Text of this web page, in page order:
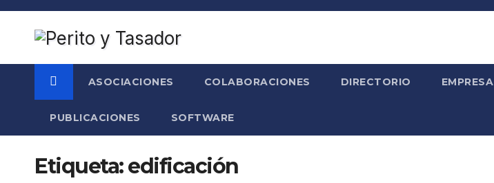
Saltar
ASOCIACIONES COLABORACIONES DIRECTORIO EMPRESA
PUBLICACIONES SOFTWARE
Etiqueta:edificación